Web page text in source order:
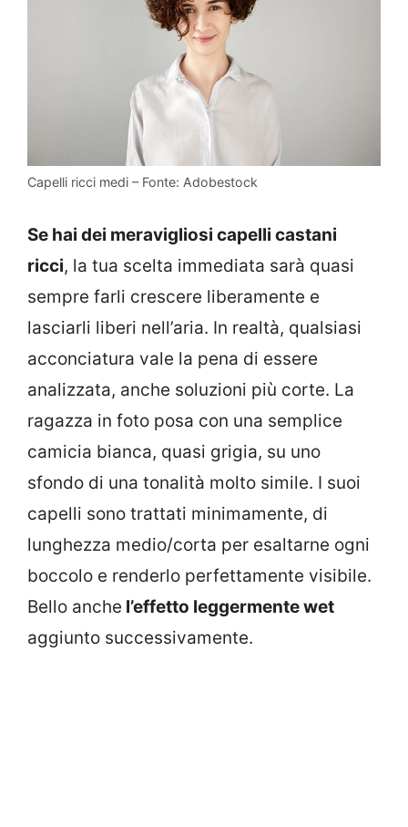
Capelli ricci medi – Fonte: Adobestock
Se hai dei meravigliosi capelli castani
ricci, la tua scelta immediata sarà quasi
sempre farli crescere liberamente e
lasciarli liberi nell’aria. In realtà, qualsiasi
acconciatura vale la pena di essere
analizzata, anche soluzioni più corte. La
ragazza in foto posa con una semplice
camicia bianca, quasi grigia, su uno
sfondo di una tonalità molto simile. I suoi
capelli sono trattati minimamente, di
lunghezza medio/corta per esaltarne ogni
boccolo e renderlo perfettamente visibile.
Bello anche l’effetto leggermente wet
aggiunto successivamente.